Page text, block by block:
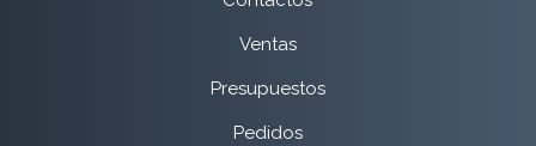
Ventas
Presupuestos
Pedidos